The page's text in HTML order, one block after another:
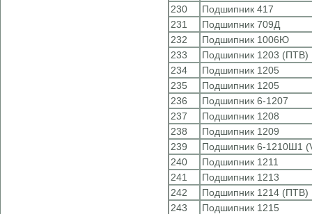
230
Подшипник 417
231
Подшипник 709Д
232
Подшипник 1006Ю
233
Подшипник 1203 (ПТВ)
234
Подшипник 1205
235
Подшипник 1205
236
Подшипник 6-1207
237
Подшипник 1208
238
Подшипник 1209
239
Подшипник 6-1210Ш1
240
Подшипник 1211
241
Подшипник 1213
242
Подшипник 1214 (ПТВ)
243
Подшипник 1215